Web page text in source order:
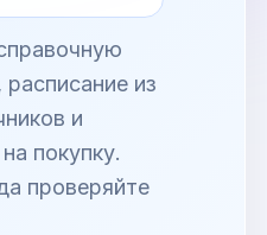
из
и
покупку.
проверяйте